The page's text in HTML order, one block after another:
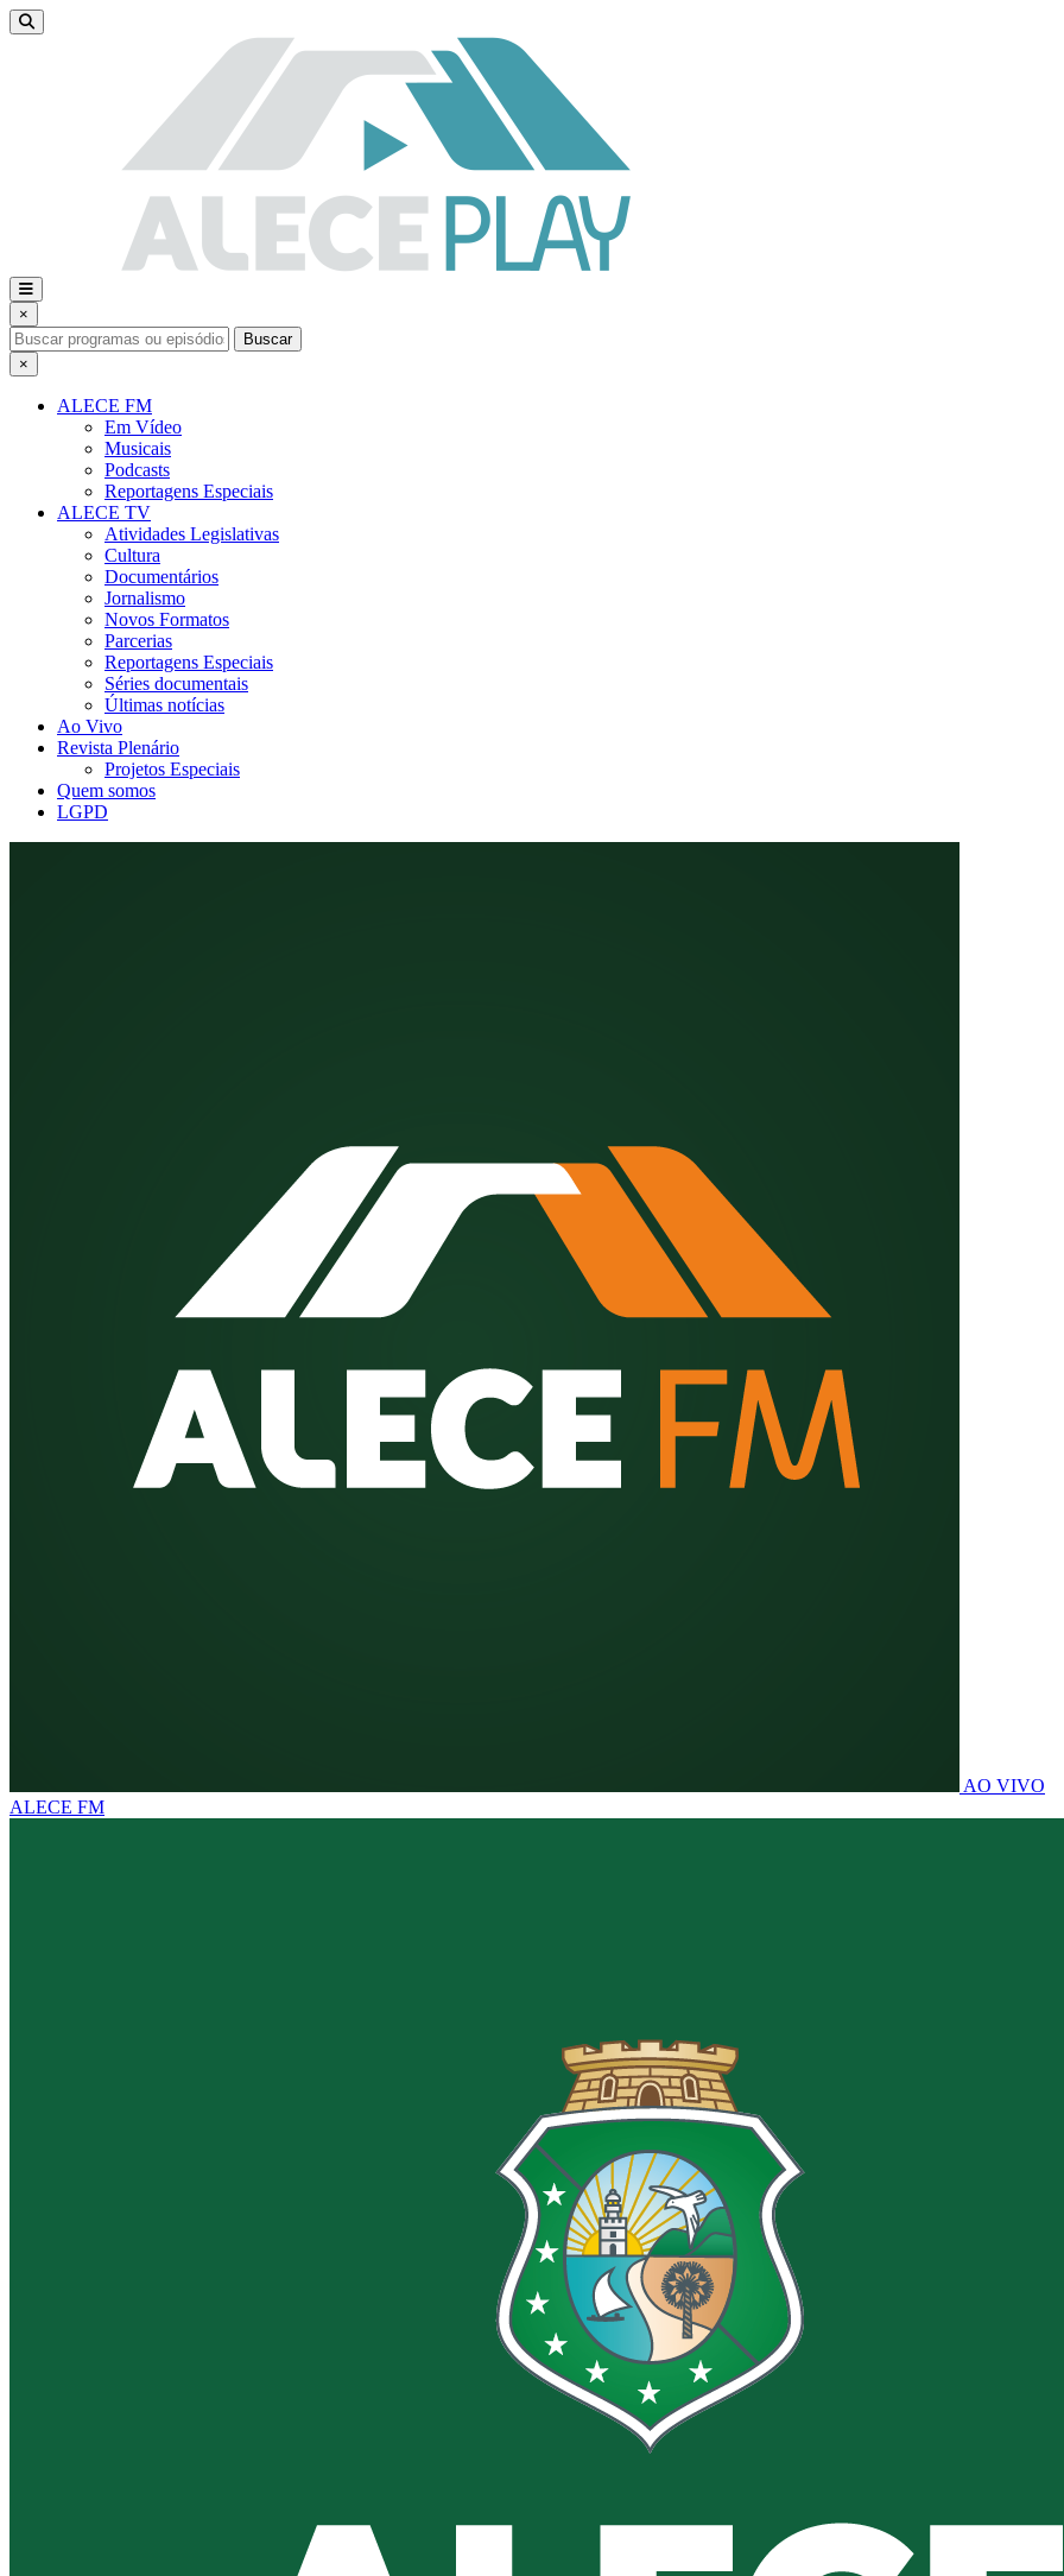
×
Buscar
×
ALECE FM
Em Vídeo
Musicais
Podcasts
Reportagens Especiais
ALECE TV
Atividades Legislativas
Cultura
Documentários
Jornalismo
Novos Formatos
Parcerias
Reportagens Especiais
Séries documentais
Últimas notícias
Ao Vivo
Revista Plenário
Projetos Especiais
Quem somos
LGPD
AO VIVO
ALECE FM